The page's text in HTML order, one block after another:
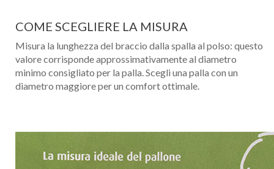
COME SCEGLIERE LA MISURA
Misura la lunghezza del braccio dalla spalla al polso: questo
valore corrisponde approssimativamente al diametro
minimo consigliato per la palla. Scegli una palla con un
diametro maggiore per un comfort ottimale.